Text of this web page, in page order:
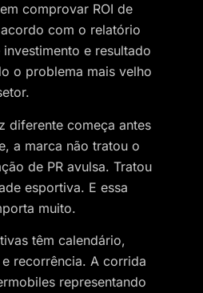
comprovar ROI de
com o relatório
e resultado
o problema mais velho
diferente começa antes
a marca não tratou o
de PR avulsa. Tratou
esportiva. E essa
muito.
têm calendário,
recorrência. A corrida
representando